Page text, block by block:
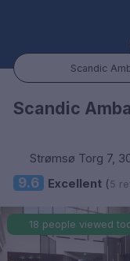
Popular
Bergen
Trondheim
Scandic
Strømsø Torg 7,
9.6 Excellent(5
18 people viewed